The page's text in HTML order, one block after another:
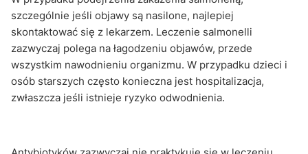
szczególnie jeśli objawy są nasilone, najlepiej
skontaktować się z lekarzem. Leczenie salmonelli
zazwyczaj polega na łagodzeniu objawów, przede
wszystkim nawodnieniu organizmu. W przypadku dzieci i
osób starszych często konieczna jest hospitalizacja,
zwłaszcza jeśli istnieje ryzyko odwodnienia.